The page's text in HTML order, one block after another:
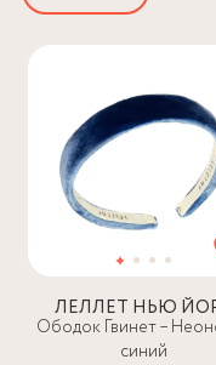
ЛЕЛЛЕТ НЬЮ
Ободок Гвинет –
синий